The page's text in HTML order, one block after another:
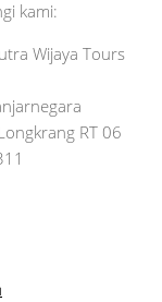
kami:
Wijaya Tours
RT 06